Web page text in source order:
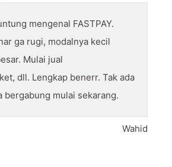
mengenal FASTPAY.
ga rugi, modalnya kecil
Mulai jual
dll. Lengkap benerr. Tak ada
bergabung mulai sekarang.
Wahid